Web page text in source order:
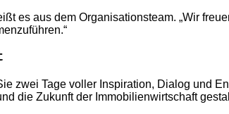
es aus dem Organisationsteam. „Wir
zwei Tage voller Inspiration, Dialog und
die Zukunft der Immobilienwirtschaft